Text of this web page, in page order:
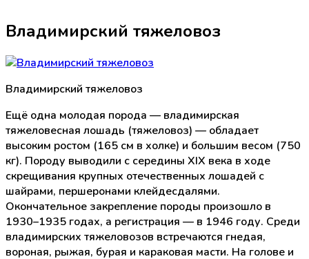
Владимирский тяжеловоз
Владимирский тяжеловоз
Ещё одна молодая порода — владимирская
тяжеловесная лошадь (тяжеловоз) — обладает
высоким ростом (165 см в холке) и большим весом (750
кг). Породу выводили с середины XIX века в ходе
скрещивания крупных отечественных лошадей с
шайрами, першеронами клейдесдалями.
Окончательное закрепление породы произошло в
1930–1935 годах, а регистрация — в 1946 году. Среди
владимирских тяжеловозов встречаются гнедая,
вороная, рыжая, бурая и караковая масти. На голове и